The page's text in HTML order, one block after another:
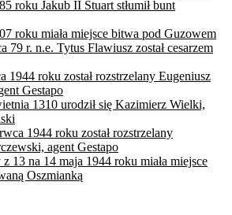
roku Jakub II Stuart stłumił bunt
roku miała miejsce bitwa pod Guzowem
79 r. n.e. Tytus Flawiusz został cesarzem
1944 roku został rozstrzelany Eugeniusz
Gestapo
1310 urodził się Kazimierz Wielki,
1944 roku został rozstrzelany
agent Gestapo
13 na 14 maja 1944 roku miała miejsce
Oszmianką